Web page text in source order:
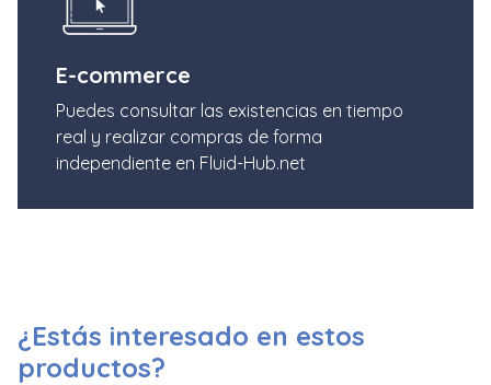
E-commerce
Puedes consultar las existencias en tiempo
real y realizar compras de forma
independiente en Fluid-Hub.net
¿Estás interesado en estos
productos?